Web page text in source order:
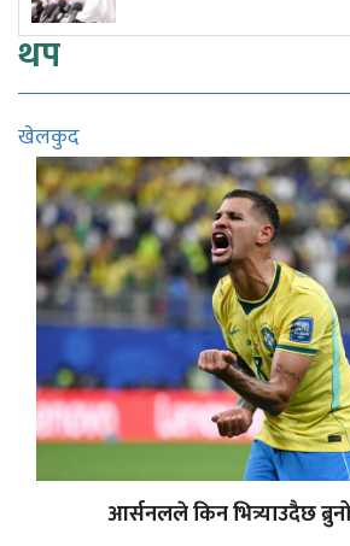
थप
खेलकुद
आर्सनलले किन भित्र्याउदैछ